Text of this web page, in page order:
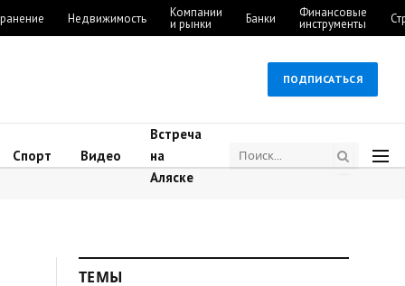
Недвижимость Компании
и рынки Банки Финансовые
инструменты
ПОДПИСАТЬСЯ
Спорт Видео
Встреча
на
Аляске
ТЕМЫ